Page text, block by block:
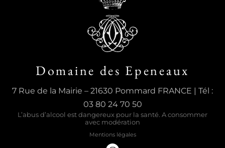
Domaine des Epeneaux
7 Rue de la Mairie – 21630 Pommard FRANCE | Tél :
03 80 24 70 50
L’abus d’alcool est dangereux pour la santé. A consommer
avec modération
Mentions légales